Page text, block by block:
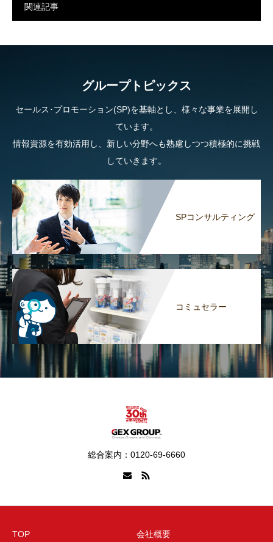
関連記事
グループトピックス
セールス･プロモーション(SP)を基軸とし、様々な事業を展開し
ています。
情報資源を有効活用し、新しい分野へも熟慮しつつ積極的に挑戦
していきます。
SPコンサルティング
コミュセラー
総合案内：0120-69-6660
TOP 会社概要